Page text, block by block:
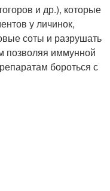
и др.), которые
у личинок,
соты и разрушать
позволяя иммунной
бороться с